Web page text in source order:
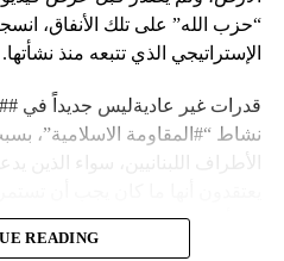
“حزب الله” على تلك الأنفاق،
الإستراتيجي الذي تتبعه منذ نشأتها.
قدرات غير عاديةليس جديداً في
نشاط “#المقاومة الاسلامية”،
الأطراف اللبنانيين، سواء الذين
إلى أن المقاومة ضد الاحتلال
إجماع داخلي، وإن كانت القوى
READING